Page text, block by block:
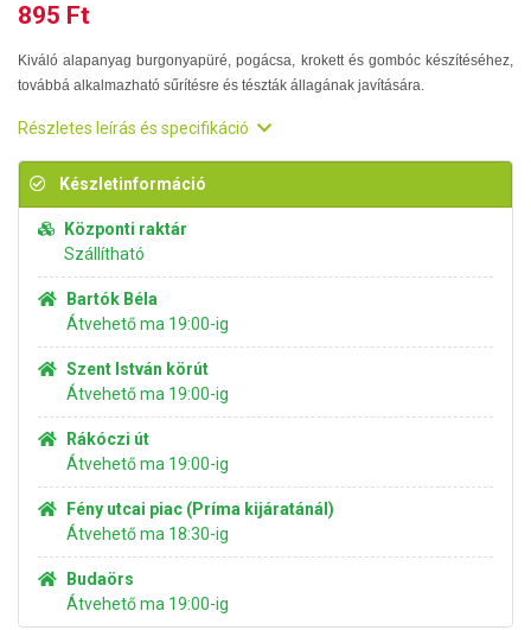
895 Ft
Kiváló alapanyag burgonyapüré, pogácsa, krokett és gombóc készítéséhez,
továbbá alkalmazható sűrítésre és tészták állagának javítására.
Részletes leírás és specifikáció
Készletinformáció
Központi raktár
Szállítható
Bartók Béla
Átvehető ma 19:00-ig
Szent István körút
Átvehető ma 19:00-ig
Rákóczi út
Átvehető ma 19:00-ig
Fény utcai piac (Príma kijáratánál)
Átvehető ma 18:30-ig
Budaörs
Átvehető ma 19:00-ig